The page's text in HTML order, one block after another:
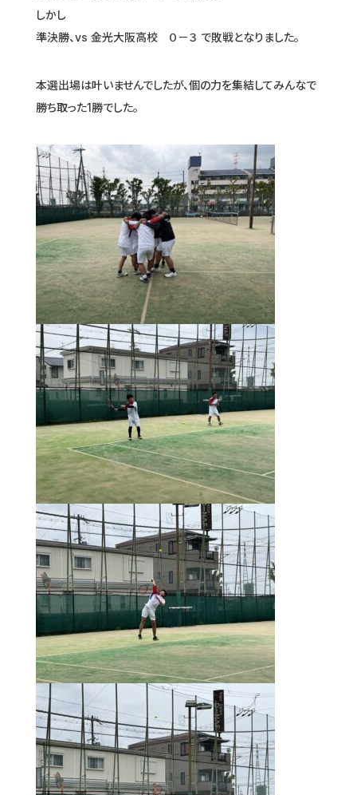
しかし
準決勝、vs 金光大阪高校 ０－３ で敗戦となりました。
本選出場は叶いませんでしたが、個の力を集結してみんなで
勝ち取った1勝でした。